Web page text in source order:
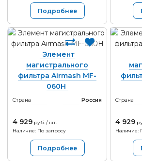
Подробнее
Элемент
магистрального
фильтра Airmash MF-
060H
Страна Россия
4 929 руб. / шт.
Наличие: По запросу
Подробнее
Страна
4 929
Наличие: